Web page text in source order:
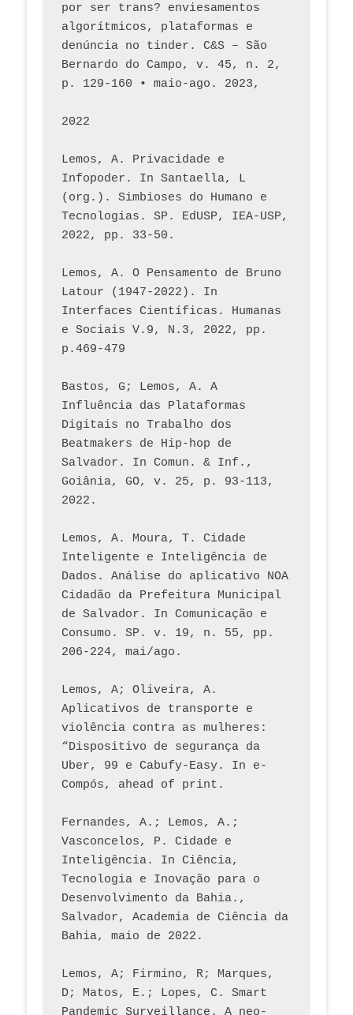
por ser trans? enviesamentos
algorítmicos, plataformas e
denúncia no tinder. C&S – São
Bernardo do Campo, v. 45, n. 2,
p. 129-160 • maio-ago. 2023,
2022
Lemos, A. Privacidade e
Infopoder. In Santaella, L
(org.). Simbioses do Humano e
Tecnologias. SP. EdUSP, IEA-USP,
2022, pp. 33-50.
Lemos, A. O Pensamento de Bruno
Latour (1947-2022). In
Interfaces Científicas. Humanas
e Sociais V.9, N.3, 2022, pp.
p.469-479
Bastos, G; Lemos, A. A
Influência das Plataformas
Digitais no Trabalho dos
Beatmakers de Hip-hop de
Salvador. In Comun. & Inf.,
Goiânia, GO, v. 25, p. 93-113,
2022.
Lemos, A. Moura, T. Cidade
Inteligente e Inteligência de
Dados. Análise do aplicativo NOA
Cidadão da Prefeitura Municipal
de Salvador. In Comunicação e
Consumo. SP. v. 19, n. 55, pp.
206-224, mai/ago.
Lemos, A; Oliveira, A.
Aplicativos de transporte e
violência contra as mulheres:
“Dispositivo de segurança da
Uber, 99 e Cabufy-Easy. In e-
Compós, ahead of print.
Fernandes, A.; Lemos, A.;
Vasconcelos, P. Cidade e
Inteligência. In Ciência,
Tecnologia e Inovação para o
Desenvolvimento da Bahia.,
Salvador, Academia de Ciência da
Bahia, maio de 2022.
Lemos, A; Firmino, R; Marques,
D; Matos, E.; Lopes, C. Smart
Pandemic Surveillance. A neo-